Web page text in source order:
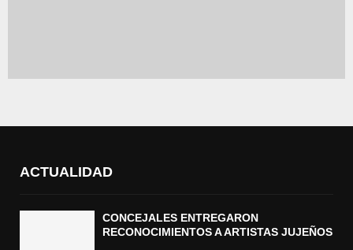
ACTUALIDAD
CONCEJALES ENTREGARON
RECONOCIMIENTOS A ARTISTAS JUJEÑOS